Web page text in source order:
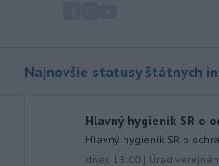
kontroverzným plánom predať
podiely na budúcich ziskoch z
investorom. Na stretnutí v Rabate
členovia FIFA plne podporili
prezidenta Gianniho Infantina.
Najnovšie statusy štátnych
Hlavný hygienik SR o
Hlavný hygienik SR o
dnes 13:00 | Úrad